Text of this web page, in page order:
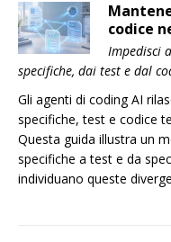
codice
Impedisci
specifiche, dai test e dal
Gli agenti di coding AI
specifiche, test e codice
Questa guida illustra un
specifiche a test e da
individuano queste